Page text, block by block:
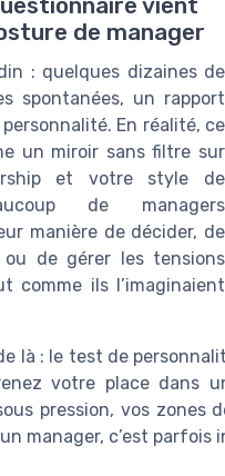
vient
de manager
: quelques dizaines de
spontanées, un rapport
En réalité, ce
un miroir sans filtre sur
et votre style de
de managers
manière de décider, de
de gérer les tensions
comme ils l’imaginaient
là : le test de
votre place dans
pression, vos
manager, c’est